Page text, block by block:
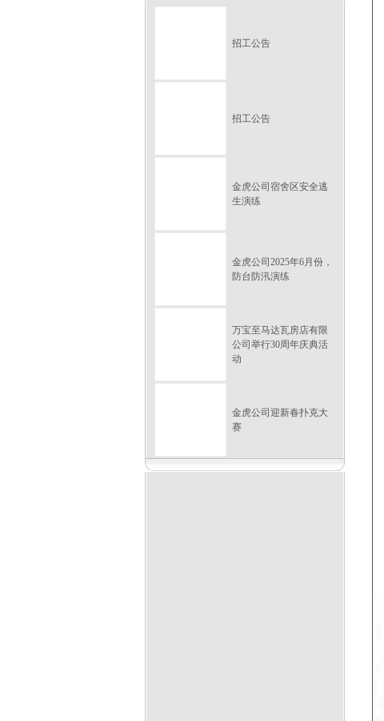
招工公告
招工公告
金虎公司宿舍区安全逃
生演练
金虎公司2025年6月份，
防台防汛演练
万宝至马达瓦房店有限
公司举行30周年庆典活
动
金虎公司迎新春扑克大
赛